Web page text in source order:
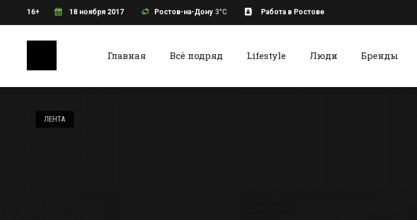
16+ 18 ноября 2017 Ростов-на-Дону 3°C Работа в Ростове
Главная Всё подряд Lifestyle Люди Бренды
ЛЕНТА